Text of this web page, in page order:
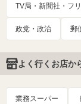
TV局・新聞社・フ
政党・政治 郵
よく行くお店か
業務スーパー